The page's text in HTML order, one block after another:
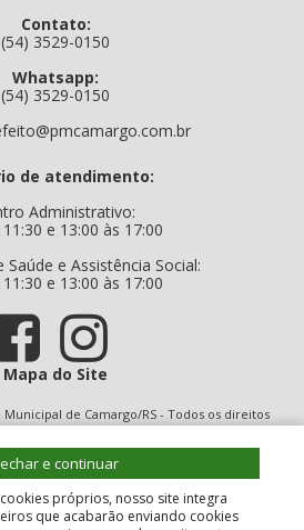
e continuar
próprios, nosso site integra
que acabarão enviando cookies
Contato:
(54) 3529-0150
Whatsapp:
(54) 3529-0150
de atendimento:
Administrativo:
e 13:00 às 17:00
Saúde e Assistência Social:
e 13:00 às 17:00
Mapa do Site
de Camargo/RS - Todos os direitos
reservados